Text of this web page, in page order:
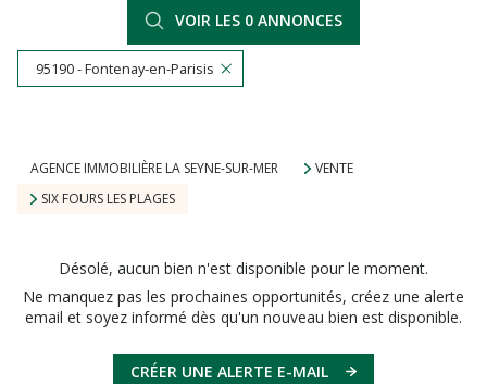
VOIR LES 0 ANNONCES
95190 - Fontenay-en-Parisis
AGENCE IMMOBILIÈRE LA SEYNE-SUR-MER
VENTE
SIX FOURS LES PLAGES
Désolé, aucun bien n'est disponible pour le moment.
Ne manquez pas les prochaines opportunités, créez une alerte
email et soyez informé dès qu'un nouveau bien est disponible.
CRÉER UNE ALERTE E-MAIL